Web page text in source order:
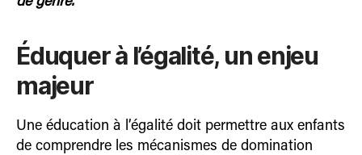
Éduquer à l’égalité, un enjeu
majeur
Une éducation à l’égalité doit permettre aux enfants
de comprendre les mécanismes de domination